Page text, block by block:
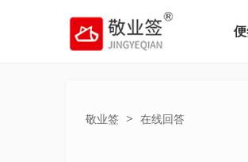
敬业签 > 在线回答